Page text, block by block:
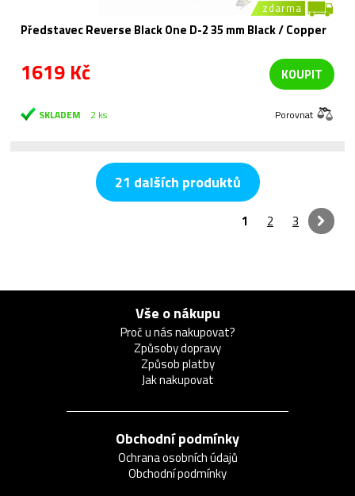
zdarma
Představec Reverse Black One D-2 35 mm Black / Copper
1619 Kč KOUPIT
SKLADEM 2 ks Porovnat
21 dalších produktů
1 2 3
Vše o nákupu
Proč u nás nakupovat?
Způsoby dopravy
Způsob platby
Jak nakupovat
Obchodní podmínky
Ochrana osobních údajů
Obchodní podmínky